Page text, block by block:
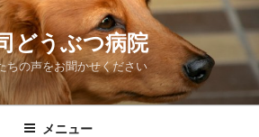
どうぶつ病院
ちの声をお聞かせください
メニュー